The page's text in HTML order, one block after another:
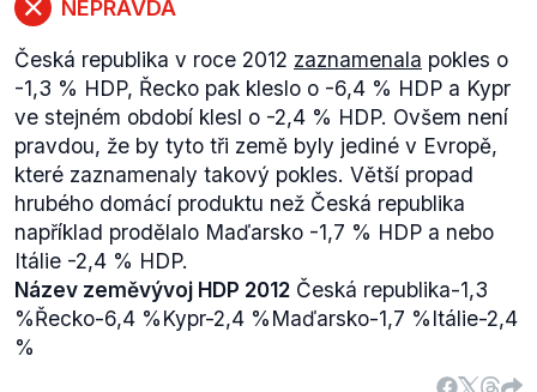
NEPRAVDA
Česká republika v roce 2012 zaznamenala pokles o
-1,3 % HDP, Řecko pak kleslo o -6,4 % HDP a Kypr
ve stejném období klesl o -2,4 % HDP. Ovšem není
pravdou, že by tyto tři země byly jediné v Evropě,
které zaznamenaly takový pokles. Větší propad
hrubého domácí produktu než Česká republika
například prodělalo Maďarsko -1,7 % HDP a nebo
Itálie -2,4 % HDP.
Název zeměvývoj HDP 2012 Česká republika-1,3
%Řecko-6,4 %Kypr-2,4 %Maďarsko-1,7 %Itálie-2,4
%